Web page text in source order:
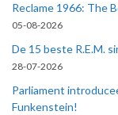
Reclame 1966: The
05-08-2026
De 15 beste R.E.M.
28-07-2026
Parliament
Funkenstein!